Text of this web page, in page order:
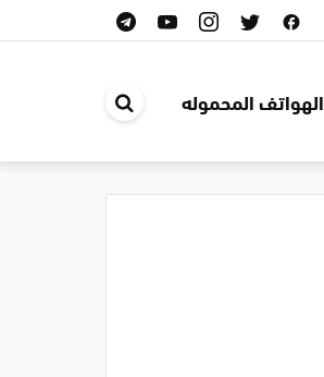
الهواتف المحموله